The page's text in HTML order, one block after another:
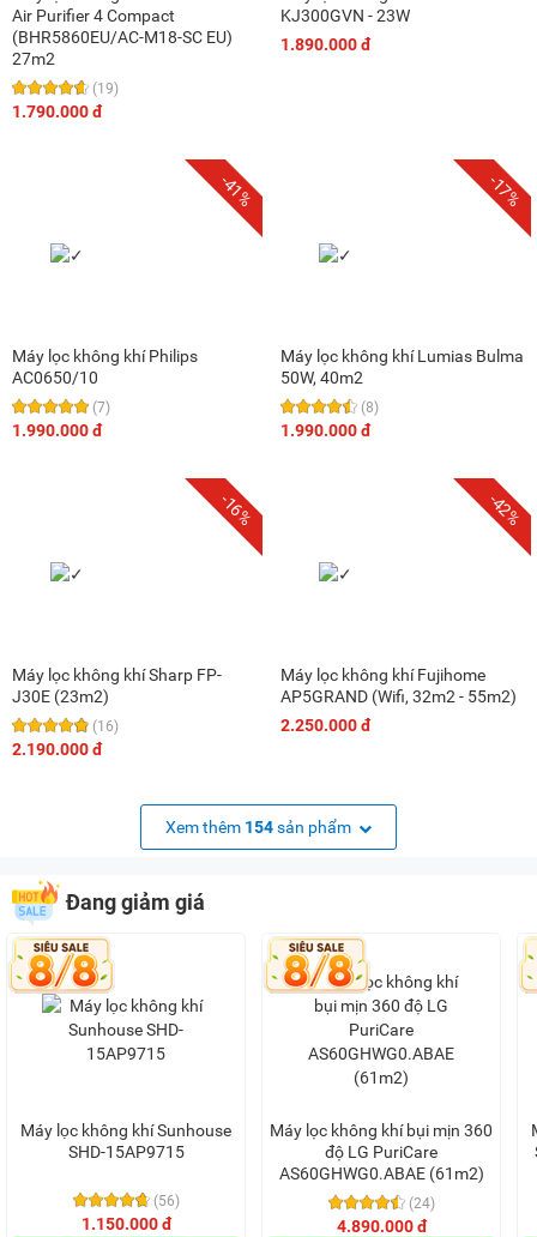
Air Purifier 4 Compact
(BHR5860EU/AC-M18-SC EU)
27m2
(19)
1.790.000 đ
KJ300GVN - 23W
1.890.000 đ
-41%
Máy lọc không khí Philips
AC0650/10
(7)
1.990.000 đ
-17%
Máy lọc không khí Lumias Bulma
50W, 40m2
(8)
1.990.000 đ
-16%
Máy lọc không khí Sharp FP-
J30E (23m2)
(16)
2.190.000 đ
-42%
Máy lọc không khí Fujihome
AP5GRAND (Wifi, 32m2 - 55m2)
2.250.000 đ
Xem thêm 154sản phẩm
Đang giảm giá
Máy lọc không khí Sunhouse
SHD-15AP9715
(56)
1.150.000 đ
Máy lọc không khí bụi mịn 360
độ LG PuriCare
AS60GHWG0.ABAE (61m2)
(24)
4.890.000 đ